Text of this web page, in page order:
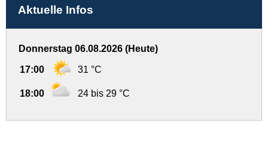
Aktuelle Infos
Donnerstag 06.08.2026 (Heute)
17:00 31 °C
18:00 24 bis 29 °C